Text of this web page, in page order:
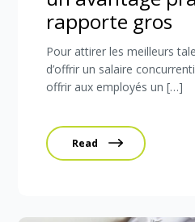
rapporte gros
Pour attirer les meilleurs
d’offrir un salaire
offrir aux employés un […]
Read